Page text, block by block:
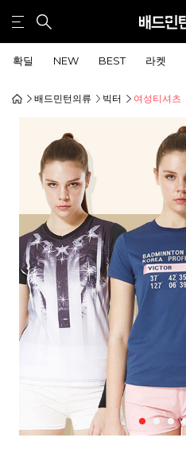
확딜 NEW BEST 라켓
배드민턴의류 빅터 여성티셔츠